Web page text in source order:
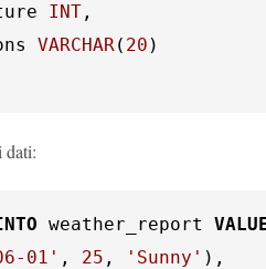
INT ,
VARCHAR( 20 )
dati:
weather_report
01' , 25 , 'Sunny' ),